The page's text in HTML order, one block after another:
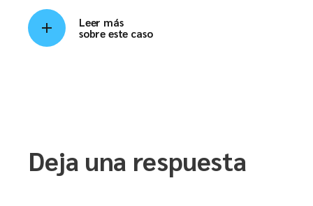
Leer más
sobre este caso
Deja una respuesta